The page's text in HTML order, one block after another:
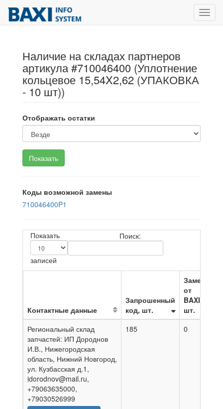
Наличие на складах партнеров
артикула #710046400 (Уплотнение
кольцевое 15,54X2,62 (УПАКОВКА
- 10 шт))
Отображать остатки
Коды возможной замены
710046400P1
Показать
записей
Поиск:
Контактные данные
Запрошенный
код, шт.
Замена
от
BAXI,
шт.
Региональный склад
запчастей: ИП Дороднов
И.В., Нижегородская
область, Нижний Новгород,
ул. Кузбасская д.1,
idorodnov@mail.ru,
+79063635000,
+79030526999
185 0